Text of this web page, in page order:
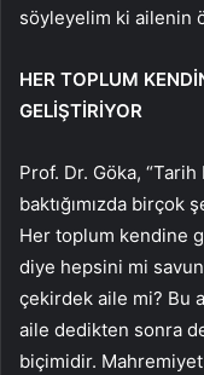
söyleyelim ki ailenin
HER TOPLUM
GELİŞTİRİYOR
Prof. Dr. Göka,
baktığımızda birçok
Her toplum kendine
diye hepsini mi
çekirdek aile mi? Bu
aile dedikten sonra
biçimidir.